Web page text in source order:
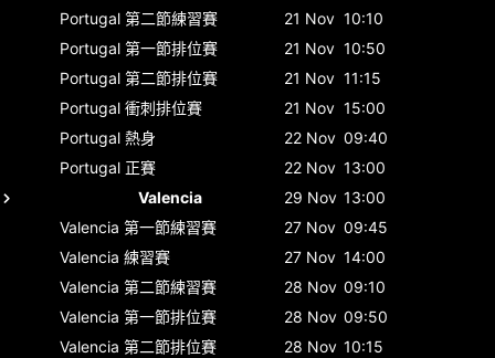
Portugal 第二節練習賽 21 Nov 10:10
Portugal 第一節排位賽 21 Nov 10:50
Portugal 第二節排位賽 21 Nov 11:15
Portugal 衝刺排位賽 21 Nov 15:00
Portugal 熱身 22 Nov 09:40
Portugal 正賽 22 Nov 13:00
Valencia
29 Nov 13:00
Valencia 第一節練習賽 27 Nov 09:45
Valencia 練習賽 27 Nov 14:00
Valencia 第二節練習賽 28 Nov 09:10
Valencia 第一節排位賽 28 Nov 09:50
Valencia 第二節排位賽 28 Nov 10:15